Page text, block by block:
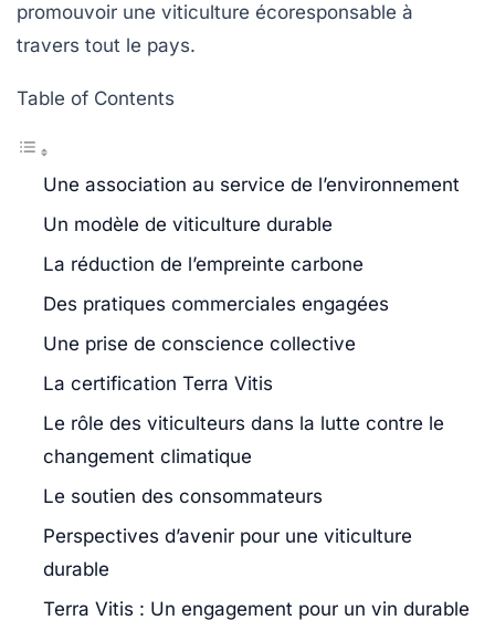
promouvoir une viticulture écoresponsable à
travers tout le pays.
Table of Contents
Une association au service de l’environnement
Un modèle de viticulture durable
La réduction de l’empreinte carbone
Des pratiques commerciales engagées
Une prise de conscience collective
La certification Terra Vitis
Le rôle des viticulteurs dans la lutte contre le
changement climatique
Le soutien des consommateurs
Perspectives d’avenir pour une viticulture
durable
Terra Vitis : Un engagement pour un vin durable